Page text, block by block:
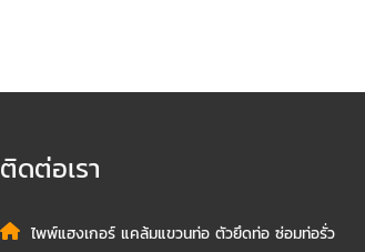
ติดต่อเรา
ไพพ์แฮงเกอร์ แคล้มแขวนท่อ ตัวยึดท่อ ซ่อมท่อรั่ว